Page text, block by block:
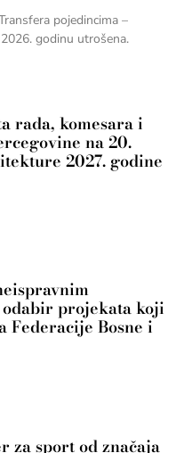
pojedincima –
godinu utrošena.
rada, komesara i
na 20.
2027. godine
projekata koji
Federacije Bosne i
za sport od značaja